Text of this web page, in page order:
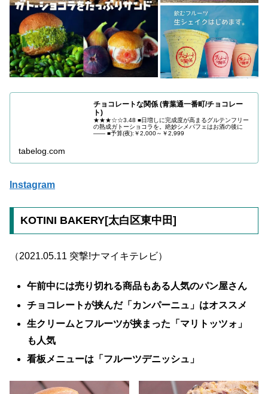
チョコレートな関係 (青葉通一番町/チョコレー
ト)
★★★☆☆3.48 ■日増しに完成度が高まるグルテンフリー
の熟成ガトーショコラを。絶妙シメパフェはお酒の後に
―― ■予算(夜):￥2,000～￥2,999
tabelog.com
Instagram
KOTINI BAKERY[太白区東中田]
（2021.05.11 突撃!ナマイキテレビ）
午前中には売り切れる商品もある人気のパン屋さん
チョコレートが挟んだ「カンパーニュ」はオススメ
生クリームとフルーツが挟まった「マリトッツォ」
も人気
看板メニューは「フルーツデニッシュ」